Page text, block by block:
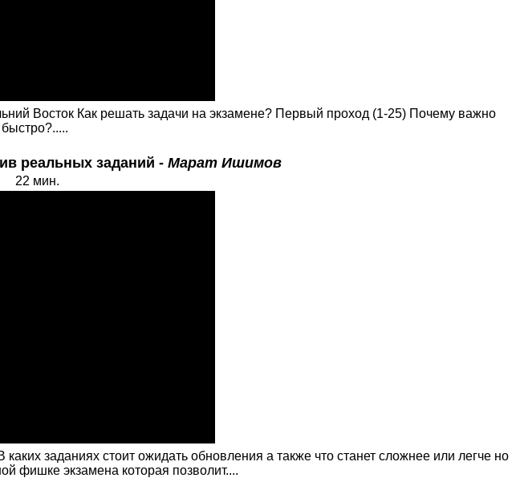
Восток Как решать задачи на экзамене? Первый проход (1-25) Почему важно
реальных заданий - Марат Ишимов
22 мин.
заданиях стоит ожидать обновления а также что станет сложнее или легче но
фишке экзамена которая позволит....